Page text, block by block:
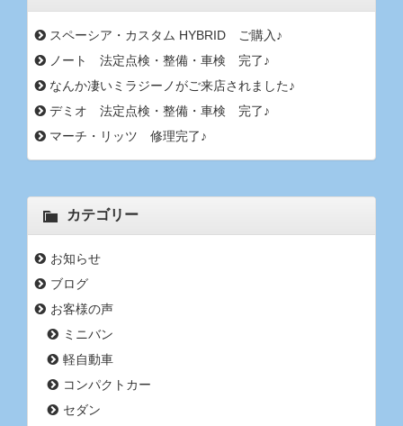
スペーシア・カスタム HYBRID ご購入♪
ノート 法定点検・整備・車検 完了♪
なんか凄いミラジーノがご来店されました♪
デミオ 法定点検・整備・車検 完了♪
マーチ・リッツ 修理完了♪
カテゴリー
お知らせ
ブログ
お客様の声
ミニバン
軽自動車
コンパクトカー
セダン